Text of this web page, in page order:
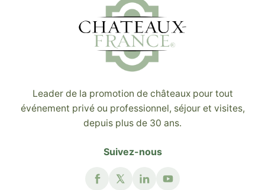
Leader de la promotion de châteaux pour tout
événement privé ou professionnel, séjour et visites,
depuis plus de 30 ans.
Suivez-nous